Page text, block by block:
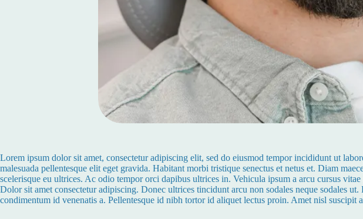
Lorem ipsum dolor sit amet, consectetur adipiscing elit, sed do eiusmod tempor incididunt ut
malesuada pellentesque elit eget gravida. Habitant morbi tristique senectus et netus et. Diam
scelerisque eu ultrices. Ac odio tempor orci dapibus ultrices in. Vehicula ipsum a arcu cursus
Dolor sit amet consectetur adipiscing. Donec ultrices tincidunt arcu non sodales neque sodales
condimentum id venenatis a. Pellentesque id nibh tortor id aliquet lectus proin. Amet nisl